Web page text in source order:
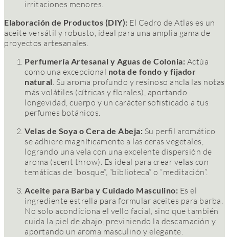
irritaciones menores.
Elaboración de Productos (DIY): El Cedro de Atlas es un
aceite versátil y robusto, ideal para una amplia gama de
proyectos artesanales.
Perfumería Artesanal y Aguas de Colonia: Actúa
como una excepcional nota de fondo y fijador
natural. Su aroma profundo y resinoso ancla las notas
más volátiles (cítricas y florales), aportando
longevidad, cuerpo y un carácter sofisticado a tus
perfumes botánicos.
Velas de Soya o Cera de Abeja: Su perfil aromático
se adhiere magníficamente a las ceras vegetales,
logrando una vela con una excelente dispersión de
aroma (scent throw). Es ideal para crear velas con
temáticas de “bosque”, “biblioteca” o “meditación”.
Aceite para Barba y Cuidado Masculino: Es el
ingrediente estrella para formular aceites para barba.
No solo acondiciona el vello facial, sino que también
cuida la piel de abajo, previniendo la descamación y
aportando un aroma masculino y elegante.